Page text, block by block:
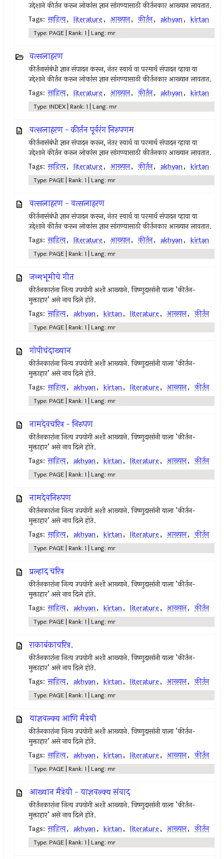
उद्देशाने कीर्तन करून लोकांस ज्ञान सांगण्यासाठी कीर्तनकार आख्यान लावतात.
Tags: साहित्य, literature, आख्यान, कीर्तन, akhyan, kirtan
Type: PAGE | Rank: 1 | Lang: mr
वत्सलाहरण
कीर्तनासंबंधी ज्ञान संपादन करून, नंतर स्वार्थ वा परमार्थ संपादन व्हावा या
उद्देशाने कीर्तन करून लोकांस ज्ञान सांगण्यासाठी कीर्तनकार आख्यान लावतात.
Tags: साहित्य, literature, आख्यान, कीर्तन, akhyan, kirtan
Type: INDEX | Rank: 1 | Lang: mr
वत्सलाहरण - कीर्तन पूर्वरंग निरुपणम
कीर्तनासंबंधी ज्ञान संपादन करून, नंतर स्वार्थ वा परमार्थ संपादन व्हावा या
उद्देशाने कीर्तन करून लोकांस ज्ञान सांगण्यासाठी कीर्तनकार आख्यान लावतात.
Tags: साहित्य, literature, आख्यान, कीर्तन, akhyan, kirtan
Type: PAGE | Rank: 1 | Lang: mr
वत्सलाहरण - वत्सलाहरण
कीर्तनासंबंधी ज्ञान संपादन करून, नंतर स्वार्थ वा परमार्थ संपादन व्हावा या
उद्देशाने कीर्तन करून लोकांस ज्ञान सांगण्यासाठी कीर्तनकार आख्यान लावतात.
Tags: साहित्य, literature, आख्यान, कीर्तन, akhyan, kirtan
Type: PAGE | Rank: 1 | Lang: mr
जन्मभूमीचे गीत
कीर्तनकारांना नित्य उपयोगी अशी आख्याने. विष्णुदासांनी याला ’कीर्तन-
मुक्ताहार’ असे नाव दिले होते.
Tags: साहित्य, akhyan, kirtan, literature, आख्यान, कीर्तन
Type: PAGE | Rank: 1 | Lang: mr
गोपीचंदाख्यान
कीर्तनकारांना नित्य उपयोगी अशी आख्याने. विष्णुदासांनी याला ’कीर्तन-
मुक्ताहार’ असे नाव दिले होते.
Tags: साहित्य, akhyan, kirtan, literature, आख्यान, कीर्तन
Type: PAGE | Rank: 1 | Lang: mr
नामदेवचरित्र - निरुपण
कीर्तनकारांना नित्य उपयोगी अशी आख्याने. विष्णुदासांनी याला ’कीर्तन-
मुक्ताहार’ असे नाव दिले होते.
Tags: साहित्य, akhyan, kirtan, literature, आख्यान, कीर्तन
Type: PAGE | Rank: 1 | Lang: mr
नामदेवनिरुपण
कीर्तनकारांना नित्य उपयोगी अशी आख्याने. विष्णुदासांनी याला ’कीर्तन-
मुक्ताहार’ असे नाव दिले होते.
Tags: साहित्य, akhyan, kirtan, literature, आख्यान, कीर्तन
Type: PAGE | Rank: 1 | Lang: mr
प्रल्हाद चरित्र
कीर्तनकारांना नित्य उपयोगी अशी आख्याने. विष्णुदासांनी याला ’कीर्तन-
मुक्ताहार’ असे नाव दिले होते.
Tags: साहित्य, akhyan, kirtan, literature, आख्यान, कीर्तन
Type: PAGE | Rank: 1 | Lang: mr
राकाबंकाचरित्र.
कीर्तनकारांना नित्य उपयोगी अशी आख्याने. विष्णुदासांनी याला ’कीर्तन-
मुक्ताहार’ असे नाव दिले होते.
Tags: साहित्य, akhyan, kirtan, literature, आख्यान, कीर्तन
Type: PAGE | Rank: 1 | Lang: mr
याज्ञवल्क्य आणि मैत्रेयी
कीर्तनकारांना नित्य उपयोगी अशी आख्याने. विष्णुदासांनी याला ’कीर्तन-
मुक्ताहार’ असे नाव दिले होते.
Tags: साहित्य, akhyan, kirtan, literature, आख्यान, कीर्तन
Type: PAGE | Rank: 1 | Lang: mr
आख्यान मैत्रेयी - याज्ञवल्क्य संवाद
कीर्तनकारांना नित्य उपयोगी अशी आख्याने. विष्णुदासांनी याला ’कीर्तन-
मुक्ताहार’ असे नाव दिले होते.
Tags: साहित्य, akhyan, kirtan, literature, आख्यान, कीर्तन
Type: PAGE | Rank: 1 | Lang: mr